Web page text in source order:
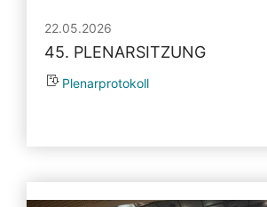
22.05.2026
45. PLENARSITZUNG
Plenarprotokoll